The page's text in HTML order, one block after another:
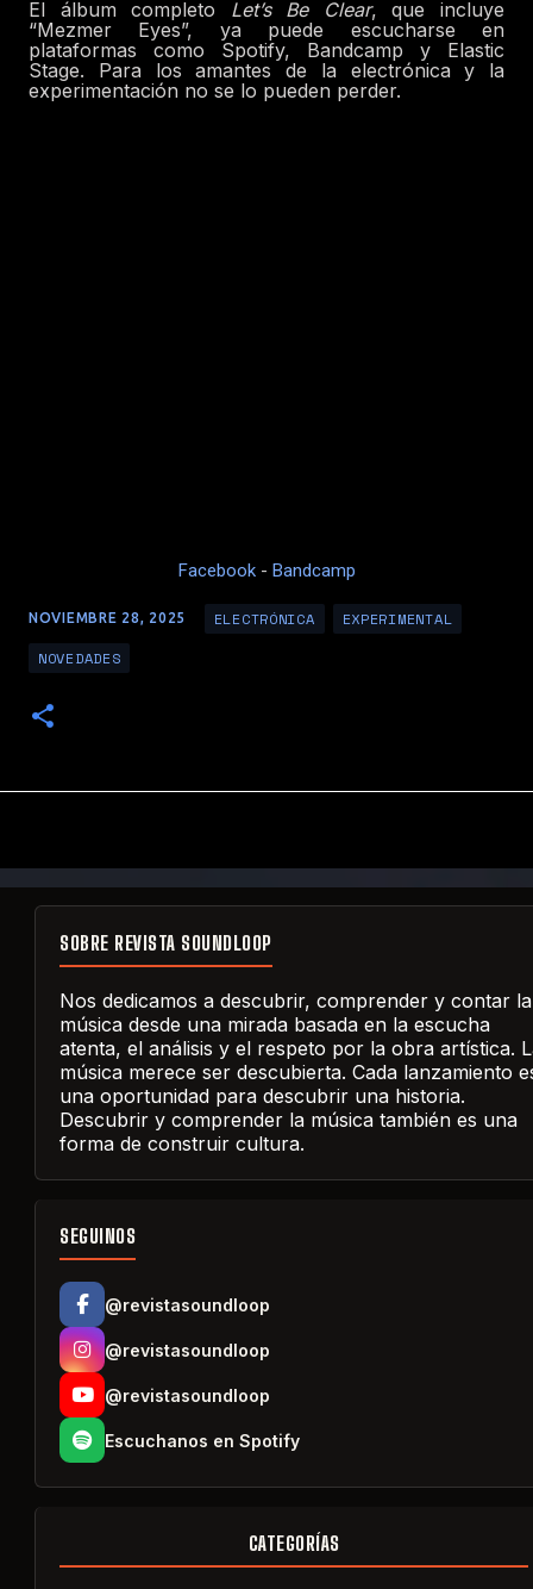
El álbum completo Let’s Be Clear, que incluye
“Mezmer Eyes”, ya puede escucharse en
plataformas como Spotify, Bandcamp y Elastic
Stage. Para los amantes de la electrónica y la
experimentación no se lo pueden perder.
Facebook- Bandcamp
NOVIEMBRE 28, 2025 ELECTRÓNICA
EXPERIMENTAL
NOVEDADES
SOBRE REVISTA SOUNDLOOP
Nos dedicamos a descubrir, comprender y contar la
música desde una mirada basada en la escucha
atenta, el análisis y el respeto por la obra artística.
música merece ser descubierta. Cada lanzamiento
una oportunidad para descubrir una historia.
Descubrir y comprender la música también es una
forma de construir cultura.
SEGUINOS
@revistasoundloop
@revistasoundloop
@revistasoundloop
Escuchanos en Spotify
CATEGORÍAS